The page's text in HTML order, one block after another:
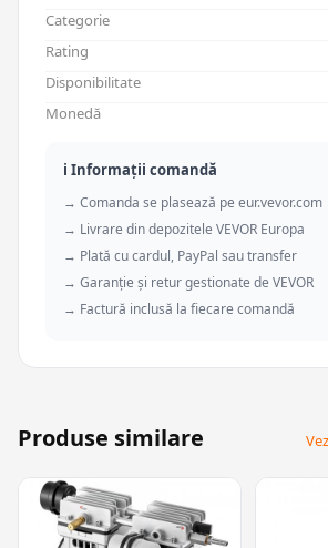
Categorie
Rating
Disponibilitate
Monedă
ℹ️ Informații comandă
→ Comanda se plasează pe eur.vevor.com
→ Livrare din depozitele VEVOR Europa
→ Plată cu cardul, PayPal sau transfer
→ Garanție și retur gestionate de VEVOR
→ Factură inclusă la fiecare comandă
Produse similare